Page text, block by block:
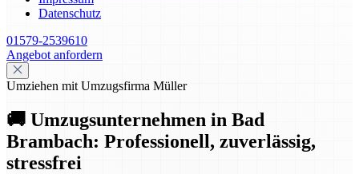
Datenschutz
01579-2539610
Angebot anfordern
Umziehen mit Umzugsfirma Müller
🚚 Umzugsunternehmen in Bad
Brambach: Professionell, zuverlässig,
stressfrei